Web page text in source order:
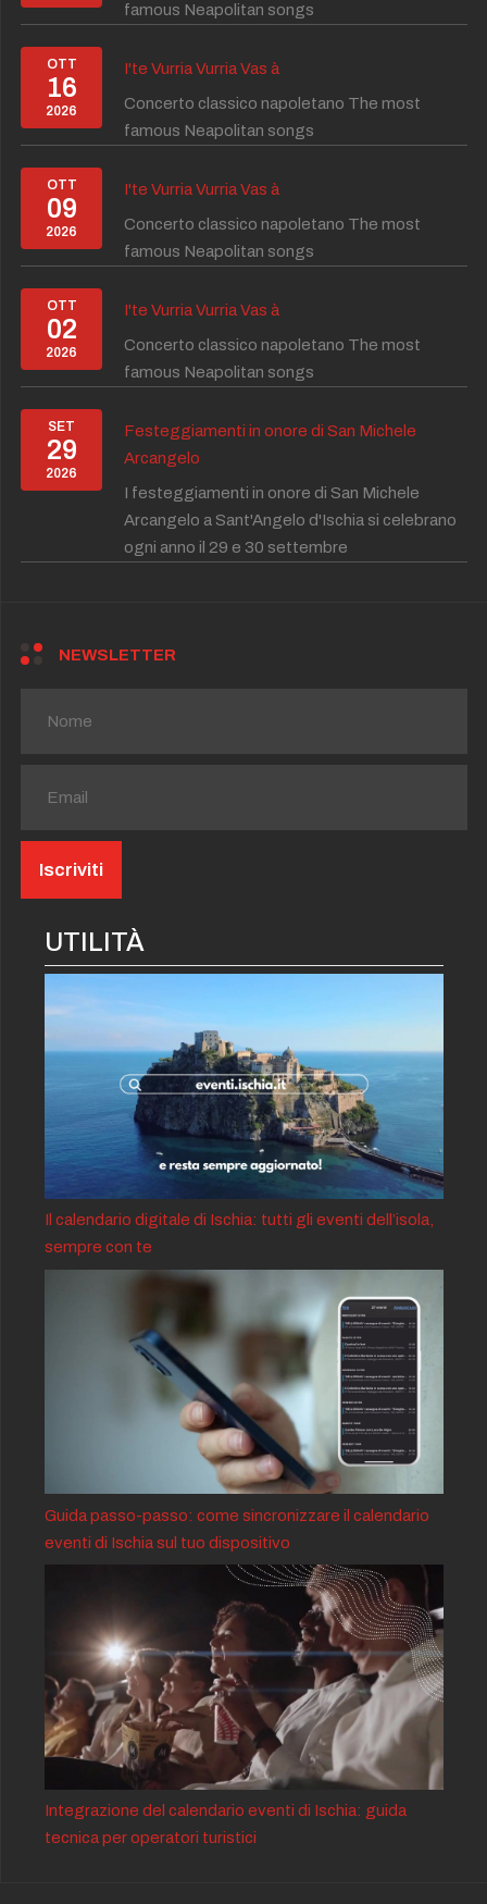
famous Neapolitan songs
OTT
16
2026
I'te Vurria Vurria Vas à
Concerto classico napoletano The most
famous Neapolitan songs
OTT
09
2026
I'te Vurria Vurria Vas à
Concerto classico napoletano The most
famous Neapolitan songs
OTT
02
2026
I'te Vurria Vurria Vas à
Concerto classico napoletano The most
famous Neapolitan songs
SET
29
2026
Festeggiamenti in onore di San Michele
Arcangelo
I festeggiamenti in onore di San Michele
Arcangelo a Sant'Angelo d'Ischia si celebrano
ogni anno il 29 e 30 settembre
NEWSLETTER
UTILITÀ
Il calendario digitale di Ischia: tutti gli eventi dell’isola,
sempre con te
Guida passo-passo: come sincronizzare il calendario
eventi di Ischia sul tuo dispositivo
Integrazione del calendario eventi di Ischia: guida
tecnica per operatori turistici